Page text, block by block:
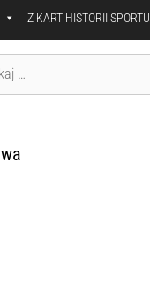
Z KART HISTORII SPORTU